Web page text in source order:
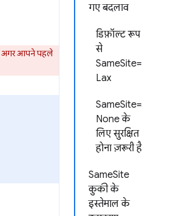
गए बदलाव
डिफ़ॉल्ट रूप
से
SameSite=
Lax
SameSite=
None के
लिए सुरक्षित
होना ज़रूरी है
SameSite
कुकी के
इस्तेमाल के
अगर आपने पहले